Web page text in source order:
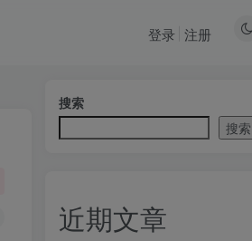
登录 注册
搜索
搜索
近期文章